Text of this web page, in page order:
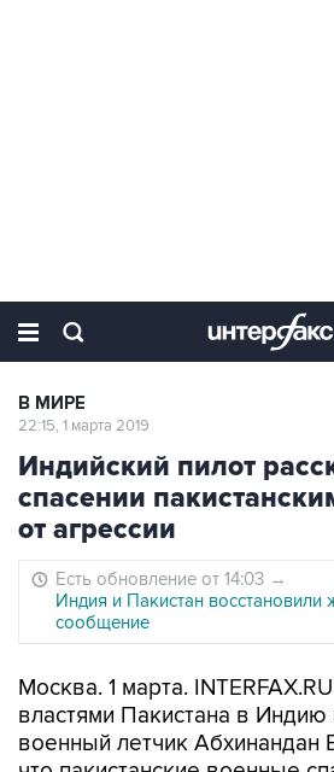
В МИРЕ
22:15, 1 марта 2019
Индийский пилот
спасении
от агрессии
Есть обновление от 14:03 →
Индия и Пакистан
сообщение
Москва. 1 марта.
властями Пакистана в Индию
военный летчик Абхинандан